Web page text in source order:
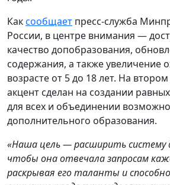
Каксообщает пресс-служба
России, в центре внимания —
качество допобразования,
содержания, а также увеличение
возрасте от 5 до 18 лет. На
акцент сделан на создании
для всех и объединении
дополнительного образования.
«Наша цель — расширить систему
чтобы она отвечала запросам
раскрывая его таланты и